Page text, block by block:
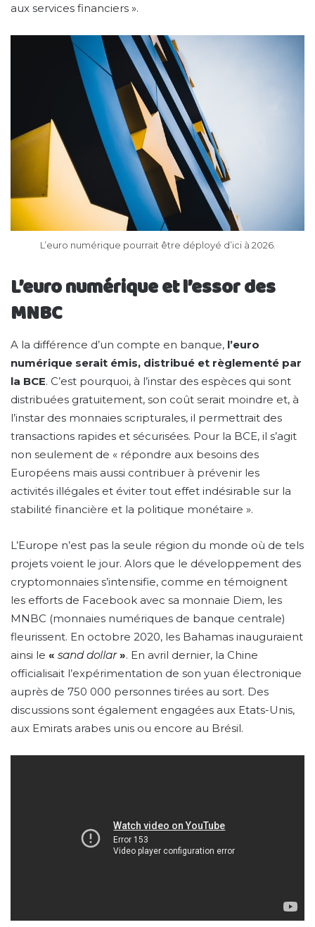
aux services financiers ».
L’euro numérique pourrait être déployé d’ici à 2026.
L’euro numérique et l’essor des
MNBC
A la différence d’un compte en banque, l’euro
numérique serait émis, distribué et règlementé par
la BCE. C’est pourquoi, à l’instar des espèces qui sont
distribuées gratuitement, son coût serait moindre et, à
l’instar des monnaies scripturales, il permettrait des
transactions rapides et sécurisées. Pour la BCE, il s’agit
non seulement de « répondre aux besoins des
Européens mais aussi contribuer à prévenir les
activités illégales et éviter tout effet indésirable sur la
stabilité financière et la politique monétaire ».
L’Europe n’est pas la seule région du monde où de tels
projets voient le jour. Alors que le développement des
cryptomonnaies s’intensifie, comme en témoignent
les efforts de Facebook avec sa monnaie Diem, les
MNBC (monnaies numériques de banque centrale)
fleurissent. En octobre 2020, les Bahamas inauguraient
ainsi le « sand dollar». En avril dernier, la Chine
officialisait l’expérimentation de son yuan électronique
auprès de 750 000 personnes tirées au sort. Des
discussions sont également engagées aux Etats-Unis,
aux Emirats arabes unis ou encore au Brésil.